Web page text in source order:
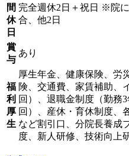
間
休
日
完全週休2日＋祝日 ※院
合、他2日
賞
与
あり
福
利
厚
生
厚生年金、健康保険、労
険、交通費、家賃補助、
回）、退職金制度（勤務
回）、産休・育休制度、
など割引口、分院長養成
度、新人研修、技術向上